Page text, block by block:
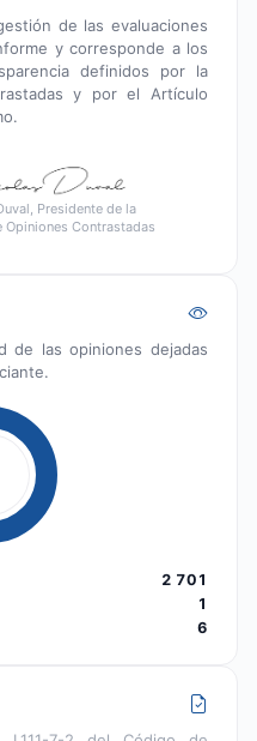
de las evaluaciones
y corresponde a los
definidos por la
y por el Artículo
Presidente de la
Opiniones Contrastadas
de las opiniones dejadas
2 701
1
6